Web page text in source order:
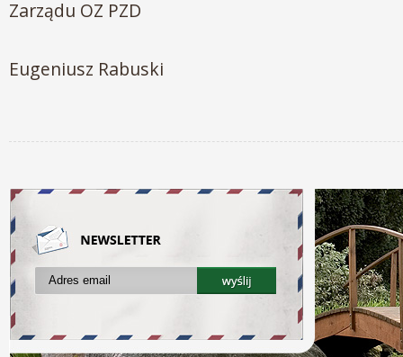
Zarządu OZ PZD
Eugeniusz Rabuski